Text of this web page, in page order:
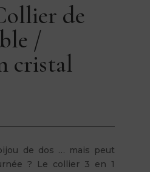
de
/
cristal
de dos … mais peut
? Le collier 3 en 1